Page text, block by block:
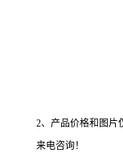
2、产品价格和图片
来电咨询！